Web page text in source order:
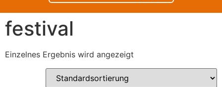
festival
Einzelnes Ergebnis wird angezeigt